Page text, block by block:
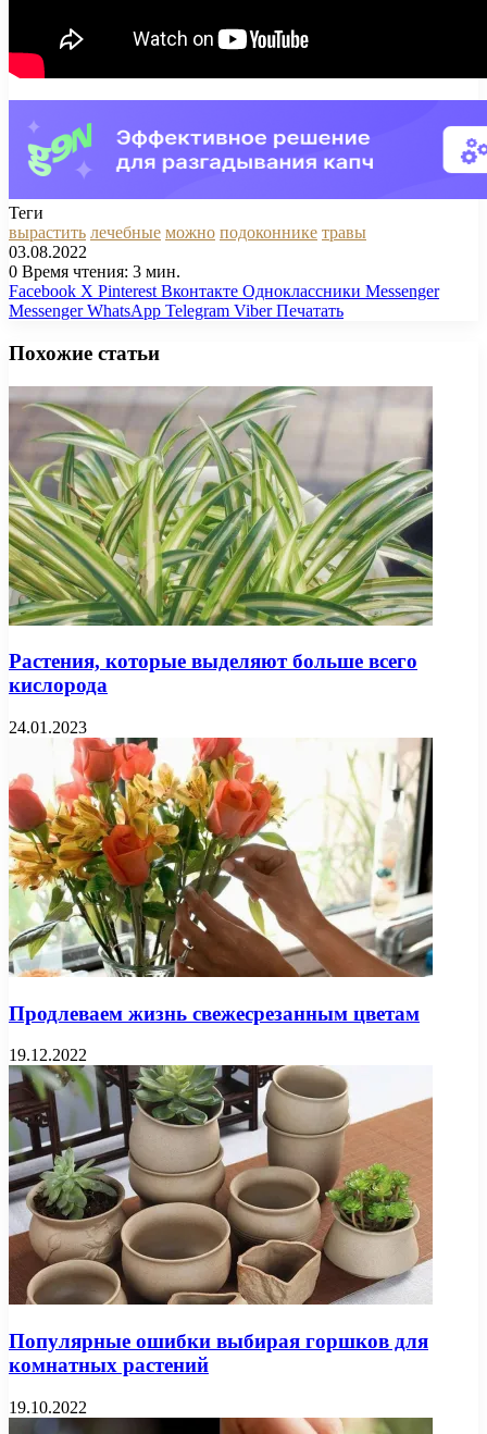
Теги
вырастить лечебные можно подоконнике травы
03.08.2022
0 Время чтения: 3 мин.
Facebook X Pinterest Вконтакте Одноклассники Messenger
Messenger WhatsApp Telegram Viber Печатать
Похожие статьи
Растения, которые выделяют больше всего
кислорода
24.01.2023
Продлеваем жизнь свежесрезанным цветам
19.12.2022
Популярные ошибки выбирая горшков для
комнатных растений
19.10.2022